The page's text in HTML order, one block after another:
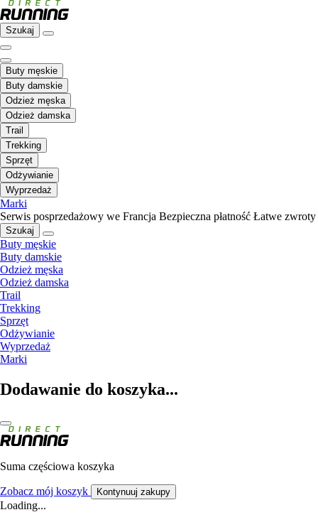
Szukaj
Buty męskie
Buty damskie
Odzież męska
Odzież damska
Trail
Trekking
Sprzęt
Odżywianie
Wyprzedaż
Marki
Serwis posprzedażowy we Francja Bezpieczna płatność Łatwe zwroty
Szukaj
Buty męskie
Buty damskie
Odzież męska
Odzież damska
Trail
Trekking
Sprzęt
Odżywianie
Wyprzedaż
Marki
Dodawanie do koszyka...
Suma częściowa koszyka
Zobacz mój koszyk Kontynuuj zakupy
Loading...